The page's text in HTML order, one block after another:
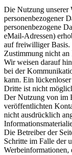
Die Nutzung unserer
personenbezogener
personenbezogene
eMail-Adressen)
auf freiwilliger Basis.
Zustimmung nicht
Wir weisen darauf
bei der
kann. Ein
Dritte ist nicht
Der Nutzung von im
veröffentlichten
nicht ausdrücklich
Die Betreiber der
Schritte im Falle der
Werbeinformationen,